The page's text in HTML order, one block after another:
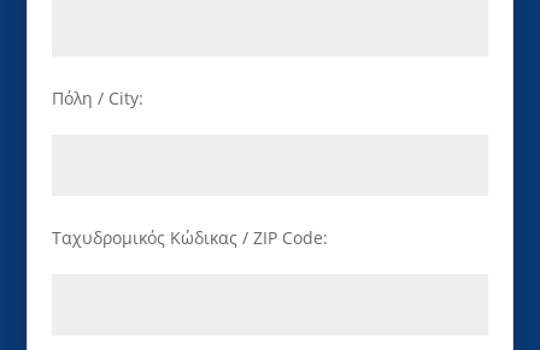
Πόλη / City:
Ταχυδρομικός Κώδικας / ZIP Code: